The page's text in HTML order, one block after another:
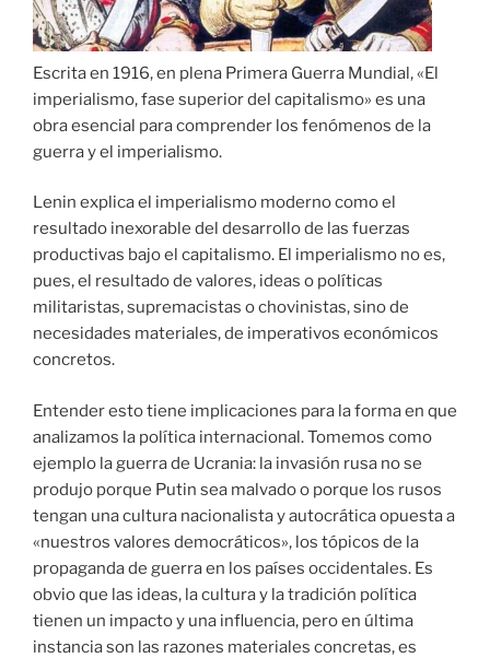
Escrita en 1916, en plena Primera Guerra Mundial, «El
imperialismo, fase superior del capitalismo» es una
obra esencial para comprender los fenómenos de la
guerra y el imperialismo.
Lenin explica el imperialismo moderno como el
resultado inexorable del desarrollo de las fuerzas
productivas bajo el capitalismo. El imperialismo no es,
pues, el resultado de valores, ideas o políticas
militaristas, supremacistas o chovinistas, sino de
necesidades materiales, de imperativos económicos
concretos.
Entender esto tiene implicaciones para la forma en que
analizamos la política internacional. Tomemos como
ejemplo la guerra de Ucrania: la invasión rusa no se
produjo porque Putin sea malvado o porque los rusos
tengan una cultura nacionalista y autocrática opuesta a
«nuestros valores democráticos», los tópicos de la
propaganda de guerra en los países occidentales. Es
obvio que las ideas, la cultura y la tradición política
tienen un impacto y una influencia, pero en última
instancia son las razones materiales concretas, es